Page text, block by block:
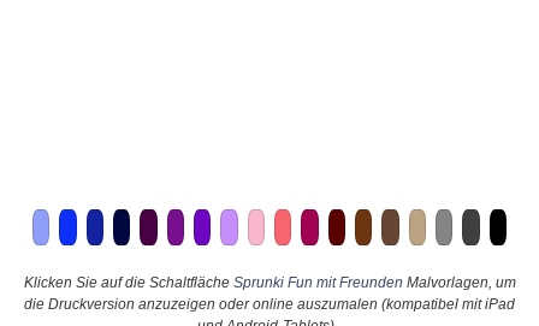
Klicken Sie auf die Schaltfläche Sprunki Fun mit Freunden Malvorlagen, um
die Druckversion anzuzeigen oder online auszumalen (kompatibel mit iPad